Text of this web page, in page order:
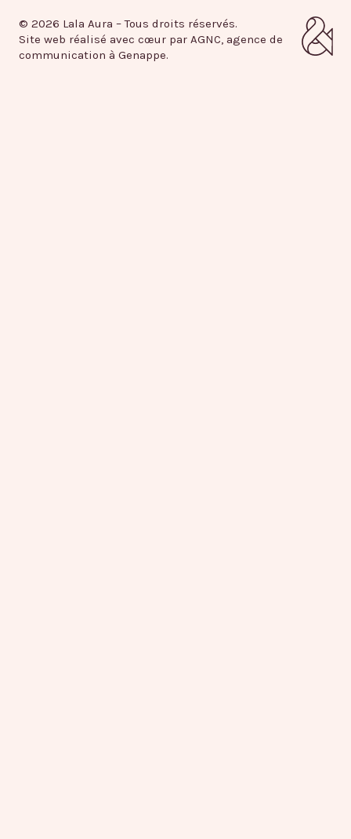
© 2026 Lala Aura – Tous droits réservés.
Site web réalisé avec cœur par AGNC, agence de
communication à Genappe.